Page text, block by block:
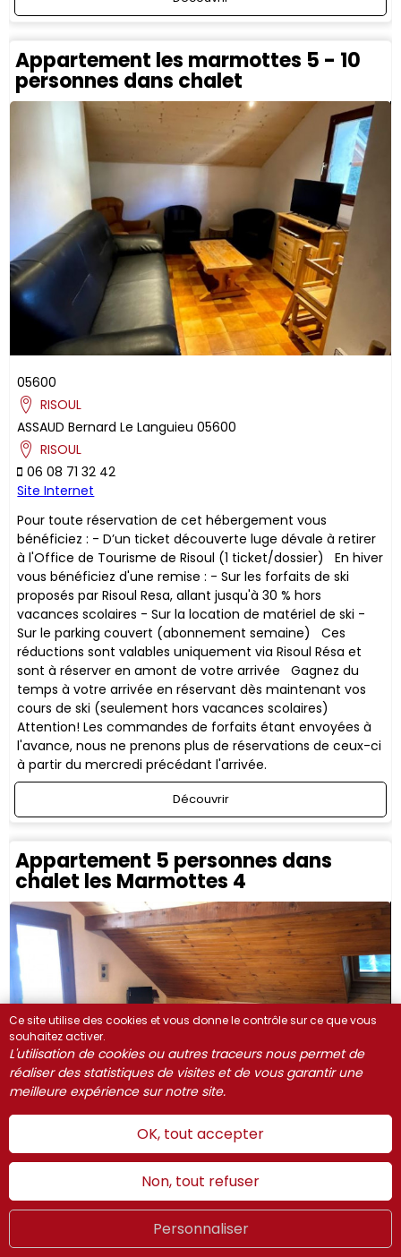
LIVE FR
Appartement les marmottes 5 - 10
personnes dans chalet
05600
RISOUL
ASSAUD Bernard Le Languieu 05600
RISOUL
06 08 71 32 42
Site Internet
Pour toute réservation de cet hébergement vous
bénéficiez : - D’un ticket découverte luge dévale à retirer
à l'Office de Tourisme de Risoul (1 ticket/dossier) En hiver
vous bénéficiez d'une remise : - Sur les forfaits de ski
proposés par Risoul Resa, allant jusqu'à 30 % hors
vacances scolaires - Sur la location de matériel de ski -
Sur le parking couvert (abonnement semaine) ​Ces
réductions sont valables uniquement via Risoul Résa et
sont à réserver en amont de votre arrivée Gagnez du
temps à votre arrivée en réservant dès maintenant vos
cours de ski (seulement hors vacances scolaires)
Attention! Les commandes de forfaits étant envoyées à
l'avance, nous ne prenons plus de réservations de ceux-ci
à partir du mercredi précédant l'arrivée.
Découvrir
Appartement 5 personnes dans
chalet les Marmottes 4
Chalet les marmottes 1 05600
RISOUL
Le Languieu 05600
RISOUL
Ce site utilise des cookies et vous donne le contrôle sur ce que vous
souhaitez activer.
L'utilisation de cookies ou autres traceurs nous permet de
réaliser des statistiques de visites et de vous garantir une
meilleure expérience sur notre site.
OK, tout accepter
Non, tout refuser
Personnaliser